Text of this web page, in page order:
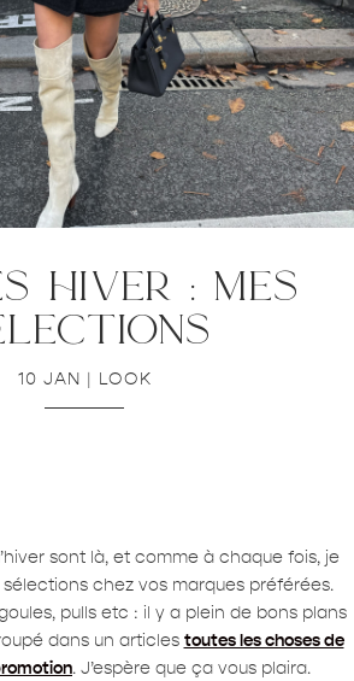
hiver : mes
10 JAN | LOOK
sont là, et comme à chaque fois, je
chez vos marques préférées.
pulls etc : il y a plein de bons plans
dans un articles toutes les choses de
. J’espère que ça vous plaira.